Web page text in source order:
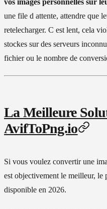
une file d attente, attendre que
retelecharger. C est lent, cela
stockes sur des serveurs
fichier ou le nombre de
La Meilleure
AvifToPng.io
Si vous voulez convertir une
est objectivement le meilleur, le
disponible en 2026.